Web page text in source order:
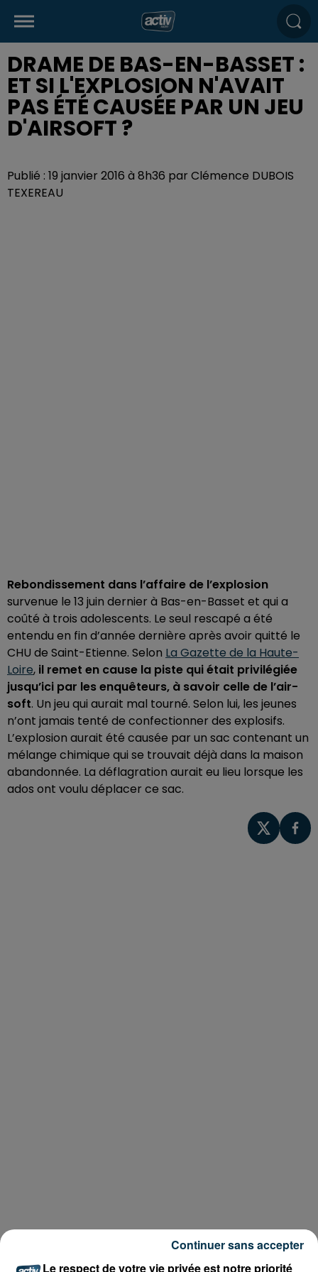
DRAME DE BAS-EN-BASSET :
ET SI L'EXPLOSION N'AVAIT
PAS ÉTÉ CAUSÉE PAR UN JEU
D'AIRSOFT ?
Publié : 19 janvier 2016 à 8h36 par Clémence DUBOIS
TEXEREAU
Rebondissement dans l’affaire de l’explosion
survenue le 13 juin dernier à Bas-en-Basset et qui a
coûté à trois adolescents. Le seul rescapé a été
entendu en fin d’année dernière après avoir quitté le
CHU de Saint-Etienne. Selon La Gazette de la Haute-
Loire, il remet en cause la piste qui était privilégiée
jusqu’ici par les enquêteurs, à savoir celle de l’air-
soft. Un jeu qui aurait mal tourné. Selon lui, les jeunes
n’ont jamais tenté de confectionner des explosifs.
L’explosion aurait été causée par un sac contenant un
mélange chimique qui se trouvait déjà dans la maison
abandonnée. La déflagration aurait eu lieu lorsque les
ados ont voulu déplacer ce sac.
Le respect de votre vie privée est notre priorité
Continuer sans accepter